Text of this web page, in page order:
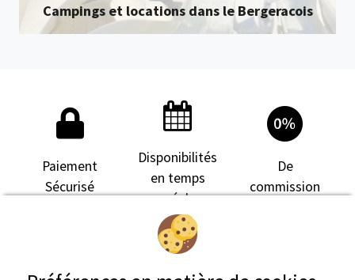
Campings et locations dans le Bergeracois
Paiement
Sécurisé
Disponibilités
en temps
réel
De
commission